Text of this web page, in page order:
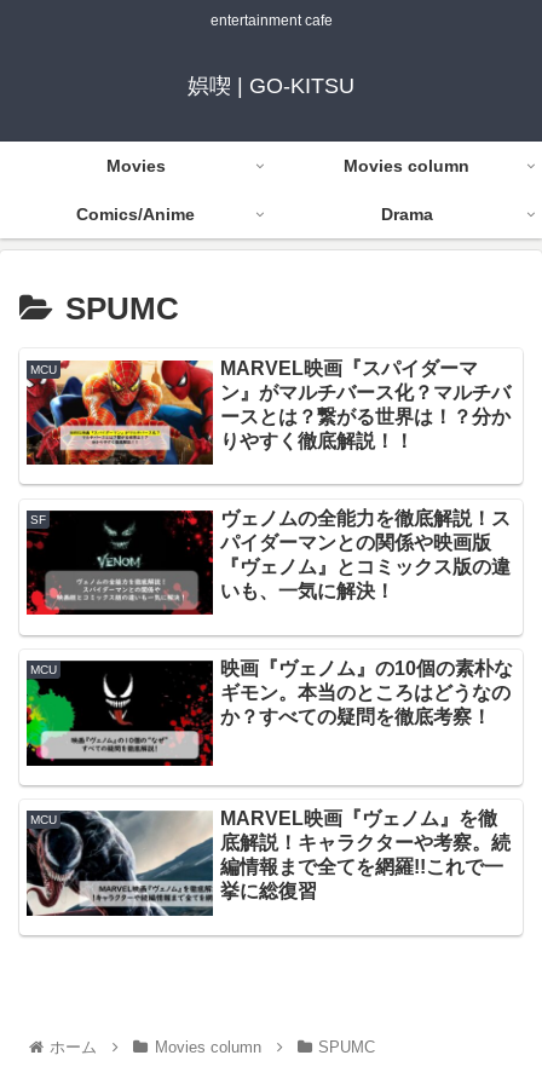
entertainment cafe
娯喫 | GO-KITSU
Movies Movies column
Comics/Anime Drama
SPUMC
MCU
MARVEL映画『スパイダーマ
ン』がマルチバース化？マルチバ
ースとは？繋がる世界は！？分か
りやすく徹底解説！！
SF
ヴェノムの全能力を徹底解説！ス
パイダーマンとの関係や映画版
『ヴェノム』とコミックス版の違
いも、一気に解決！
MCU
映画『ヴェノム』の10個の素朴な
ギモン。本当のところはどうなの
か？すべての疑問を徹底考察！
MCU
MARVEL映画『ヴェノム』を徹
底解説！キャラクターや考察。続
編情報まで全てを網羅!!これで一
挙に総復習
ホーム Movies column SPUMC